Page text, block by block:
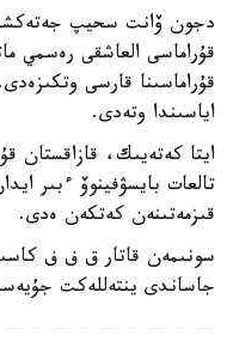
دجون ۆانت سحيپ
قۇراماسىنا قارسى
اياسىندا وتەدى.
ايتا كەتەيىك، قازاقستان
تالعات بايسۋفينوۆ ءبىر
قىزمەتىنەن كەتكەن ەدى.
سونىمەن قاتار ق ف ف
جاساندى ينتەللەكت